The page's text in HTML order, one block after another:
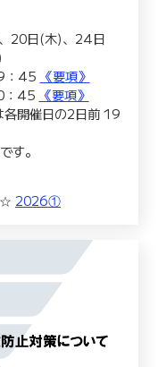
20日(木)、24日
：45 《要項》
：45 《要項》
各開催日の2日前 19
す。
☆ 2026①